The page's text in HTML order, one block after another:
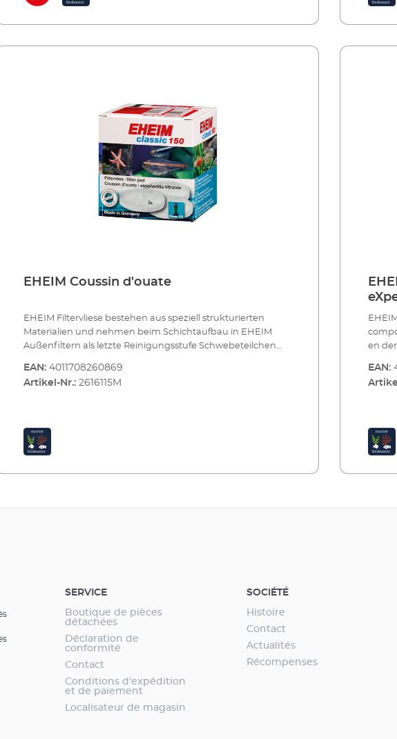
d’information
EHEIM Coussin d'ouate
EHEIM Filtervliese bestehen aus speziell strukturierten
Materialien und nehmen beim Schichtaufbau in EHEIM
Außenfiltern als letzte Reinigungsstufe Schwebeteilchen
gleichmäßig vom Wasser durchdrungen und hält feinste
Filterreinigung ersetzen
EAN: 4011708260869
Artikel-Nr.: 2616115M
en
fines
de
EAN:
SERVICE
Boutique de pièces
détachées
Déclaration de
conformité
Contact
Conditions d'expédition
et de paiement
Localisateur de magasin
SOCIÉTÉ
Histoire
Contact
Actualités
Récompenses